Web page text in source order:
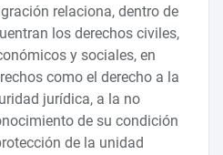
relaciona, dentro de
los derechos civiles,
y sociales, en
como el derecho a la
jurídica, a la no
de su condición
de la unidad